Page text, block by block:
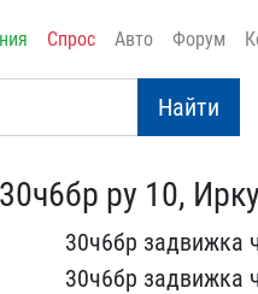
Спрос Авто Форум
Найти
ру 10,
30ч6бр задвижка
30ч6бр​ задвижка